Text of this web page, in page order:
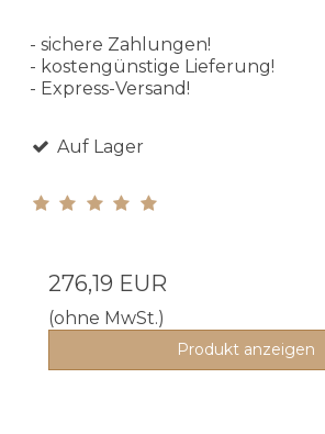
- sichere Zahlungen!
- kostengünstige Lieferung!
- Express-Versand!
Auf Lager
276,19 EUR
(ohne MwSt.)
Produkt anzeigen